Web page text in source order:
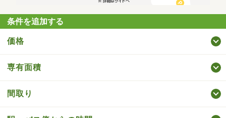
条件を追加する
価格
専有面積
間取り